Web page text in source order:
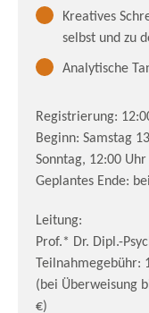
Kreatives
selbst und zu
Analytische
Registrierung:
Beginn: Samstag
Sonntag, 12:00 Uhr
Geplantes Ende:
Leitung:
Prof.* Dr. Dipl.-
Teilnahmegebühr:
(bei Überweisung
€)